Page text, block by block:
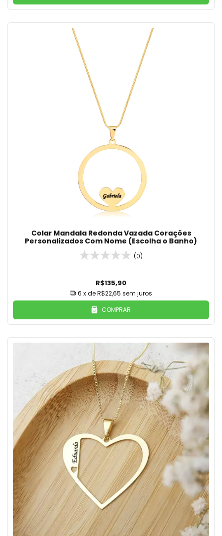
Colar Mandala Redonda Vazada Corações
Personalizados Com Nome (Escolha o Banho)
(0)
R$135,90
6 x deR$22,65 sem juros
COMPRAR